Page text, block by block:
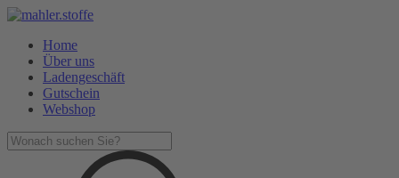
Home
Über uns
Ladengeschäft
Gutschein
Webshop